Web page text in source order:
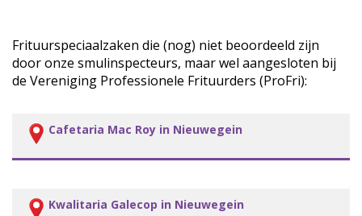
Frituurspeciaalzaken die (nog) niet beoordeeld zijn
door onze smulinspecteurs, maar wel aangesloten bij
de Vereniging Professionele Frituurders (ProFri):
Cafetaria Mac Roy in Nieuwegein
Kwalitaria Galecop in Nieuwegein